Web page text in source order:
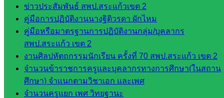
ข่าวประสัมพันธ์ สพป.สระแก้วเขต 2
คู่มือการปฏิบัติงานนางฐิติวรดา ผักไหม
คู่มือหรือมาตรฐานการปฏิบัติงานกลุ่ม/บุคลากร
สพป.สระแก้ว เขต 2
งานศิลปหัตถกรรมนักเรียน ครั้งที่ 70 สพป.สระแก้ว เขต 2
จำนวนข้าราชการครูและบุคลากรทางการศึกษา(ในสถาน
ศึกษา) จำแนกตามวิชาเอก และเพศ
จำนวนครูแยก เพศ วิทยฐานะ
กลุ่มส่ง
เสริมการ
จัดการ
ศึกษา
กลุ่ม
บริหาร
งาน
บุคคล